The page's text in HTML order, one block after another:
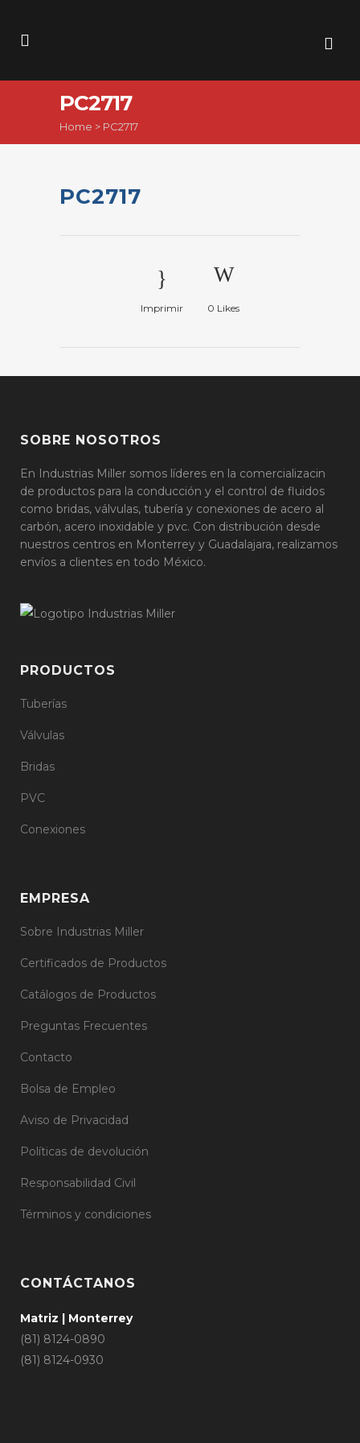
PC2717
Home > PC2717
PC2717
Imprimir 0 Likes
SOBRE NOSOTROS
En Industrias Miller somos líderes en la comercializacin
de productos para la conducción y el control de fluidos
como bridas, válvulas, tubería y conexiones de acero al
carbón, acero inoxidable y pvc. Con distribución desde
nuestros centros en Monterrey y Guadalajara, realizamos
envíos a clientes en todo México.
PRODUCTOS
Tuberías
Válvulas
Bridas
PVC
Conexiones
EMPRESA
Sobre Industrias Miller
Certificados de Productos
Catálogos de Productos
Preguntas Frecuentes
Contacto
Bolsa de Empleo
Aviso de Privacidad
Políticas de devolución
Responsabilidad Civil
Términos y condiciones
CONTÁCTANOS
Matriz | Monterrey
(81) 8124-0890
(81) 8124-0930